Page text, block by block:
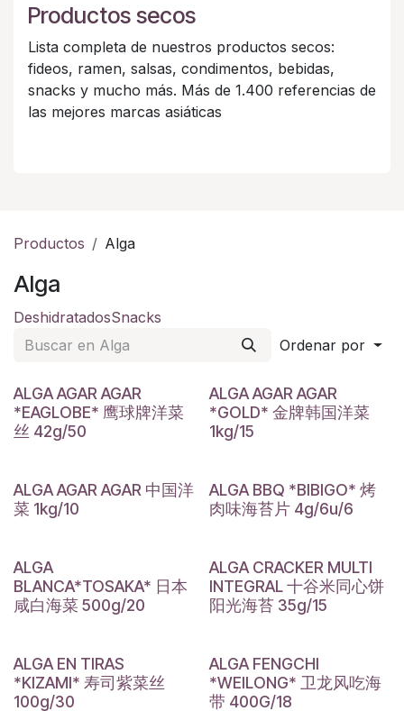
Productos secos
Lista completa de nuestros productos secos:
fideos, ramen, salsas, condimentos, bebidas,
snacks y mucho más. Más de 1.400 referencias de
las mejores marcas asiáticas
Productos Alga
Alga
DeshidratadosSnacks
Ordenar por
ALGA AGAR AGAR
*EAGLOBE* 鹰球牌洋菜
丝 42g/50
ALGA AGAR AGAR
*GOLD* 金牌韩国洋菜
1kg/15
ALGA AGAR AGAR 中国洋
菜 1kg/10
ALGA BBQ *BIBIGO* 烤
肉味海苔片 4g/6u/6
ALGA
BLANCA*TOSAKA* 日本
咸白海菜 500g/20
ALGA CRACKER MULTI
INTEGRAL 十谷米同心饼
阳光海苔 35g/15
ALGA EN TIRAS
*KIZAMI* 寿司紫菜丝
100g/30
ALGA FENGCHI
*WEILONG* 卫龙风吃海
带 400G/18